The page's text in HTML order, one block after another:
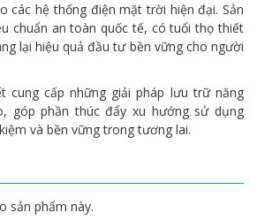
các hệ thống điện mặt trời hiện đại. Sản
chuẩn an toàn quốc tế, có tuổi thọ thiết
lại hiệu quả đầu tư bền vững cho người
cung cấp những giải pháp lưu trữ năng
góp phần thúc đẩy xu hướng sử dụng
và bền vững trong tương lai.
sản phẩm này.